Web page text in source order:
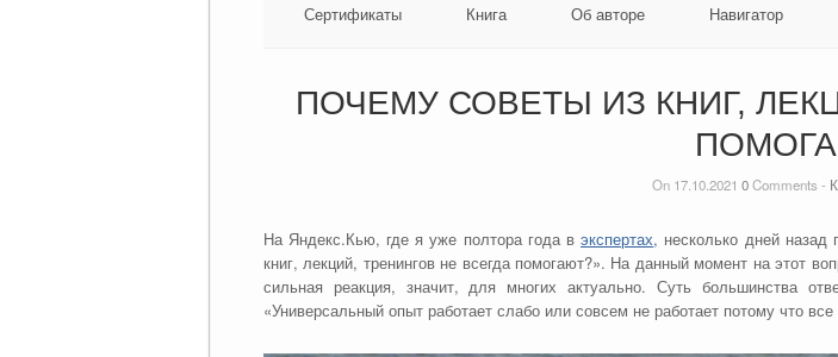
Сертификаты Книга Об авторе Навигатор
ПОЧЕМУ СОВЕТЫ ИЗ КНИГ,
On 17.10.2021 0Comments -
На Яндекс.Кью, где я уже полтора года вэкспертах, несколько дней назад
книг, лекций, тренингов не всегда помогают?». На данный момент на этот
сильная реакция, значит, для многих актуально. Суть большинства
«Универсальный опыт работает слабо или совсем не работает потому что